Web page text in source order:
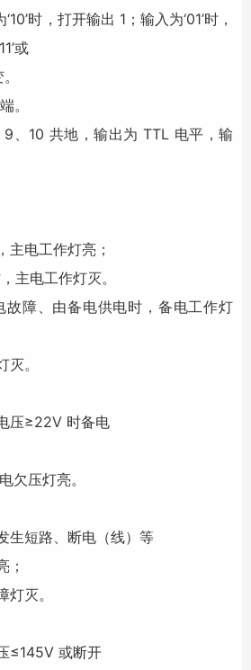
时，打开输出 1；输入为‘01’时，
或
。
、10 共地，输出为 TTL 电平，输
主电工作灯亮；
主电工作灯灭。
故障、由备电供电时，备电工作灯
。
压≥22V 时备电
欠压灯亮。
生短路、断电（线）等
；
灭。
≤145V 或断开